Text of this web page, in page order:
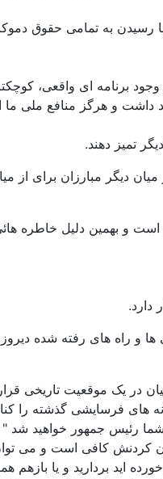
رسیدن به تمامی حقوق
برنامه ای واقعی،
و هرگز منافع ملی ما
تمیز دهند.
دیگر مبارزان برای از
است و بهمین دلیل خاطره
دارد.
راه های رفته شده دیروز
یک موقعیت تاریخی قرار
های فرسایشی گذشته را
شما رئیس جمهور
کردنش کافی است و می
اید بردارید و یا بازهم